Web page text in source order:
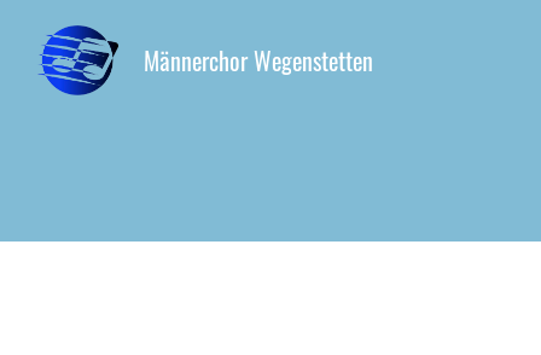
Männerchor Wegenstetten